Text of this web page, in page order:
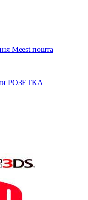
Meest пошта
РОЗЕТКА